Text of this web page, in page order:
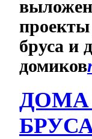
проекты
бруса и
домиков
ДОМА